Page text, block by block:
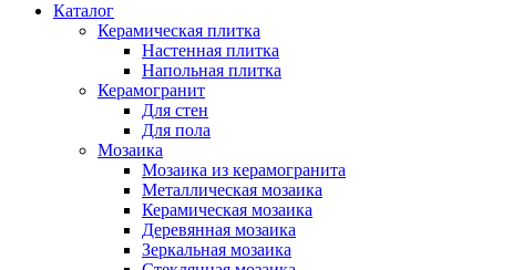
Каталог
Керамическая плитка
Настенная плитка
Напольная плитка
Керамогранит
Для стен
Для пола
Мозаика
Мозаика из керамогранита
Металлическая мозаика
Керамическая мозаика
Деревянная мозаика
Зеркальная мозаика